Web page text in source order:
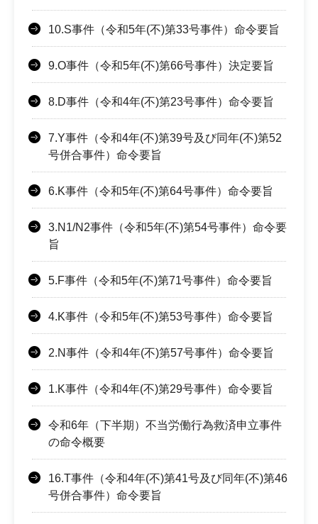
10.S事件（令和5年(不)第33号事件）命令要旨
9.O事件（令和5年(不)第66号事件）決定要旨
8.D事件（令和4年(不)第23号事件）命令要旨
7.Y事件（令和4年(不)第39号及び同年(不)第52
号併合事件）命令要旨
6.K事件（令和5年(不)第64号事件）命令要旨
3.N1/N2事件（令和5年(不)第54号事件）命令要
旨
5.F事件（令和5年(不)第71号事件）命令要旨
4.K事件（令和5年(不)第53号事件）命令要旨
2.N事件（令和4年(不)第57号事件）命令要旨
1.K事件（令和4年(不)第29号事件）命令要旨
令和6年（下半期）不当労働行為救済申立事件
の命令概要
16.T事件（令和4年(不)第41号及び同年(不)第46
号併合事件）命令要旨